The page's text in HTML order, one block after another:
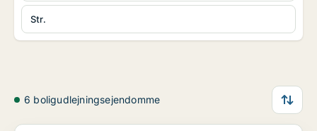
Str.
6 boligudlejningsejendomme